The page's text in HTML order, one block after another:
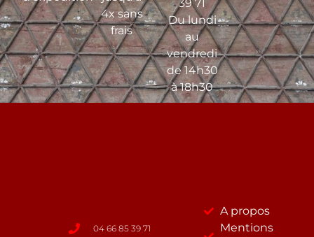
4x sans
frais
39 71
Du lundi
au
vendredi
de 14h30
à 18h30
04 66 85 39 71
A propos
Mentions